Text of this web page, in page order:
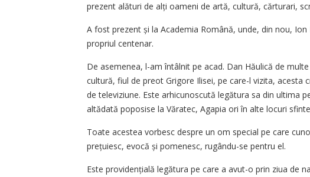
prezent alături de alți oameni de artă, cultură, cărturari,
A fost prezent și la Academia Română, unde, din nou,
propriul centenar.
De asemenea, l-am întâlnit pe acad. Dan Hăulică de
cultură, fiul de preot Grigore Ilisei, pe care-l vizita,
de televiziune. Este arhicunoscută legătura sa din ultima
altădată poposise la Văratec, Agapia ori în alte locuri
Toate acestea vorbesc despre un om special pe care
prețuiesc, evocă și pomenesc, rugându-se pentru el.
Este providențială legătura pe care a avut-o prin ziua de